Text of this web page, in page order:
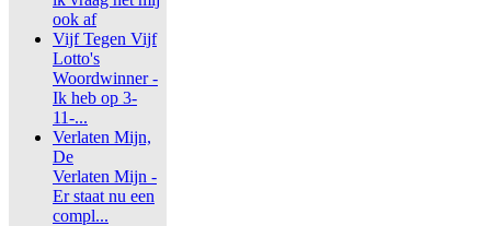
ook af
Vijf Tegen Vijf
Lotto's
Woordwinner -
Ik heb op 3-
11-...
Verlaten Mijn,
De
Verlaten Mijn -
Er staat nu een
compl...